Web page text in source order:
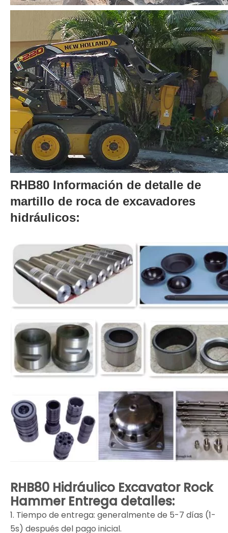
RHB80 Información de detalle de
martillo de roca de excavadores
hidráulicos:
RHB80 Hidráulico Excavator Rock
Hammer Entrega detalles:
1. Tiempo de entrega: generalmente de 5-7 días (1-
5s) después del pago inicial.